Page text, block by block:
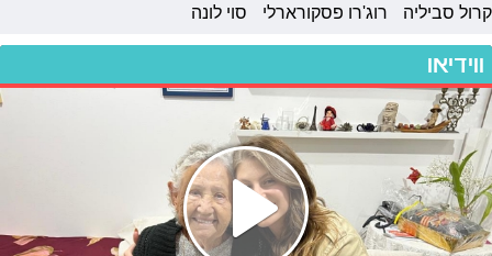
קרול סביליה רוג'רו פסקורארלי סוי לונה
ווידיאו